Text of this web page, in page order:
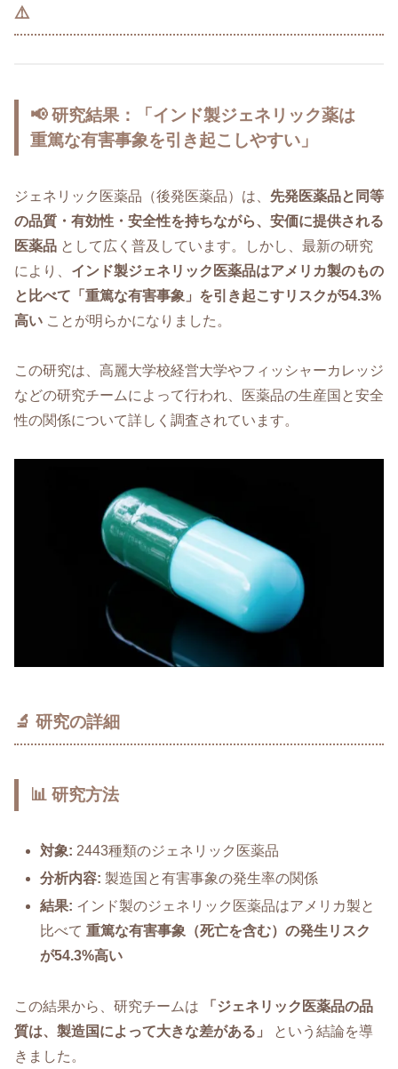
⚠️
📢 研究結果：「インド製ジェネリック薬は
重篤な有害事象を引き起こしやすい」
ジェネリック医薬品（後発医薬品）は、 先発医薬品と同等
の品質・有効性・安全性を持ちながら、安価に提供される
医薬品 として広く普及しています。しかし、最新の研究
により、 インド製ジェネリック医薬品はアメリカ製のもの
と比べて「重篤な有害事象」を引き起こすリスクが54.3%
高い ことが明らかになりました。
この研究は、高麗大学校経営大学やフィッシャーカレッジ
などの研究チームによって行われ、医薬品の生産国と安全
性の関係について詳しく調査されています。
🔬 研究の詳細
📊 研究方法
対象: 2443種類のジェネリック医薬品
分析内容: 製造国と有害事象の発生率の関係
結果: インド製のジェネリック医薬品はアメリカ製と
比べて重篤な有害事象（死亡を含む）の発生リスク
が54.3%高い
この結果から、研究チームは
「ジェネリック医薬品の品
質は、製造国によって大きな差がある」
という結論を導
きました。